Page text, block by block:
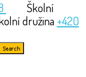
Školní
družina +420